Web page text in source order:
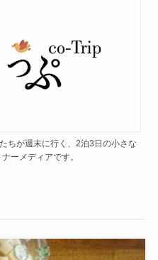
ちが週末に行く、2泊3日の小さな
ーメディアです。